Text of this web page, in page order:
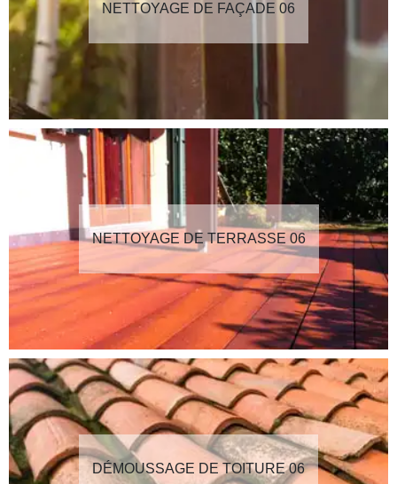
NETTOYAGE DE FAÇADE 06
NETTOYAGE DE TERRASSE 06
DÉMOUSSAGE DE TOITURE 06